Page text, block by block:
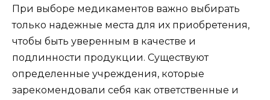
При выборе медикаментов важно выбирать
только надежные места для их приобретения,
чтобы быть уверенным в качестве и
подлинности продукции. Существуют
определенные учреждения, которые
зарекомендовали себя как ответственные и